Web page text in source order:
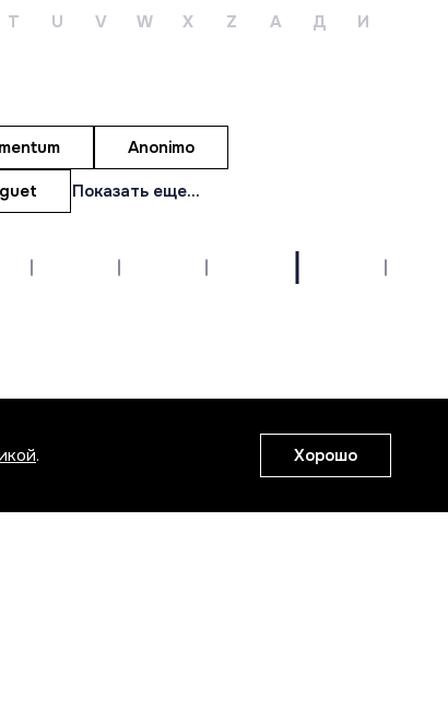
T U V W X Z А Д И
Anonimo
Показать еще...
Оставить заявку
+7 495 162-23-77
. Хорошо